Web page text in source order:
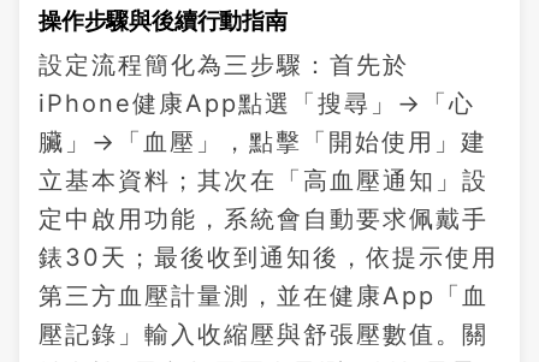
操作步驟與後續行動指南
設定流程簡化為三步驟：首先於
iPhone健康App點選「搜尋」→「心
臟」→「血壓」，點擊「開始使用」建
立基本資料；其次在「高血壓通知」設
定中啟用功能，系統會自動要求佩戴手
錶30天；最後收到通知後，依提示使用
第三方血壓計量測，並在健康App「血
壓記錄」輸入收縮壓與舒張壓數值。關